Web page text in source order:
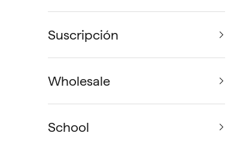
Suscripción
Wholesale
School